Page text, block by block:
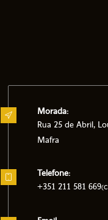
Morada:
Rua 25 de Abril,
Mafra
Telefone:
+351 211 581 669